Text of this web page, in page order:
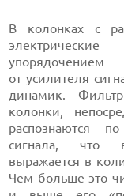
В колонках с
от усилителя
динамик.
колонки,
распознаются
сигнала, что в
выражается в
Чем больше это